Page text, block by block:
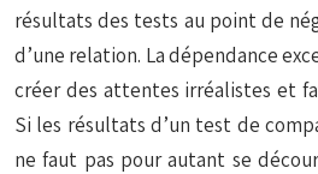
résultats des tests au point de
d’une relation. La dépendance
créer des attentes irréalistes et
Si les résultats d’un test de
ne faut pas pour autant se